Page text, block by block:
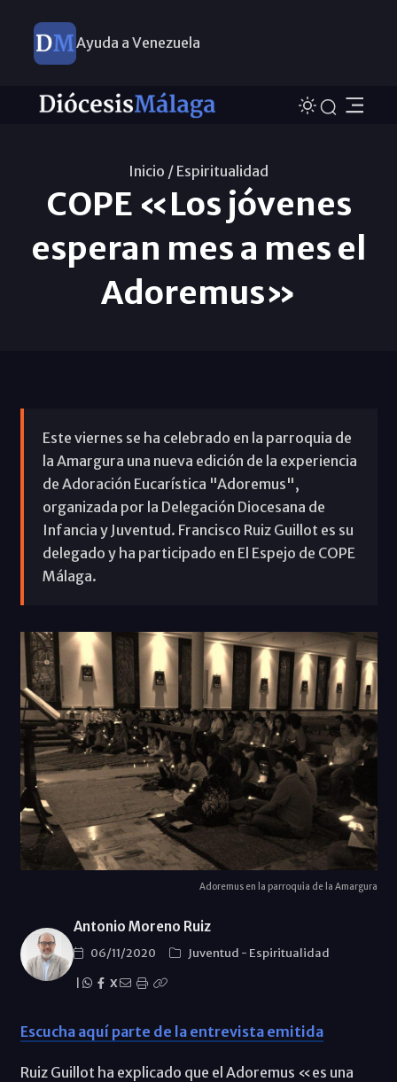
Ayuda a Venezuela
Inicio / Espiritualidad
COPE «Los jóvenes
esperan mes a mes el
Adoremus»
Este viernes se ha celebrado en la parroquia de
la Amargura una nueva edición de la experiencia
de Adoración Eucarística "Adoremus",
organizada por la Delegación Diocesana de
Infancia y Juventud. Francisco Ruiz Guillot es su
delegado y ha participado en El Espejo de COPE
Málaga.
Adoremus en la parroquia de la Amargura
Antonio Moreno Ruiz
06/11/2020 Juventud - Espiritualidad
X
Escucha aquí parte de la entrevista emitida
Ruiz Guillot ha explicado que el Adoremus «es una